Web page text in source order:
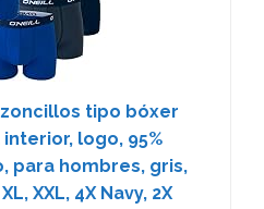
tipo bóxer
logo, 95%
para hombres, gris,
XXL, 4X Navy, 2X